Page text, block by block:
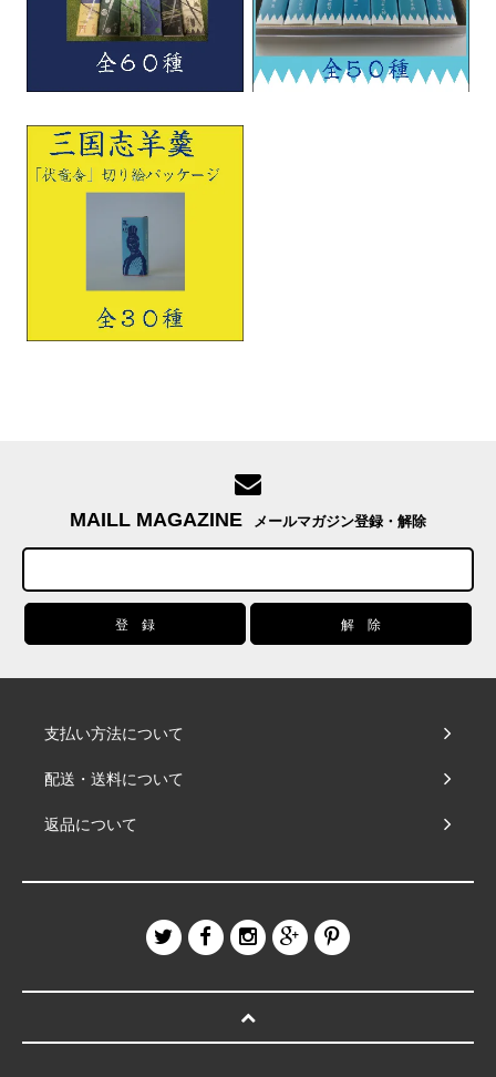
MAILL MAGAZINE メールマガジン登録・解除
支払い方法について
配送・送料について
返品について